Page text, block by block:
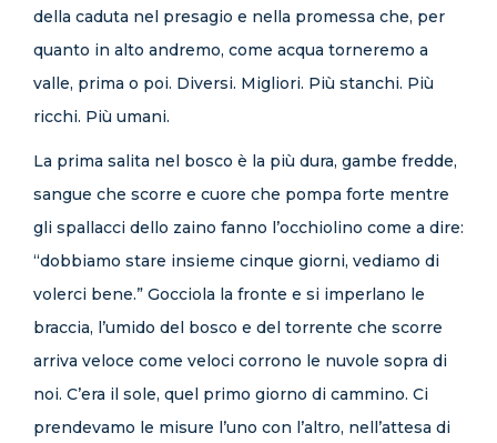
della caduta nel presagio e nella promessa che, per
quanto in alto andremo, come acqua torneremo a
valle, prima o poi. Diversi. Migliori. Più stanchi. Più
ricchi. Più umani.
La prima salita nel bosco è la più dura, gambe fredde,
sangue che scorre e cuore che pompa forte mentre
gli spallacci dello zaino fanno l’occhiolino come a dire:
“dobbiamo stare insieme cinque giorni, vediamo di
volerci bene.” Gocciola la fronte e si imperlano le
braccia, l’umido del bosco e del torrente che scorre
arriva veloce come veloci corrono le nuvole sopra di
noi. C’era il sole, quel primo giorno di cammino. Ci
prendevamo le misure l’uno con l’altro, nell’attesa di